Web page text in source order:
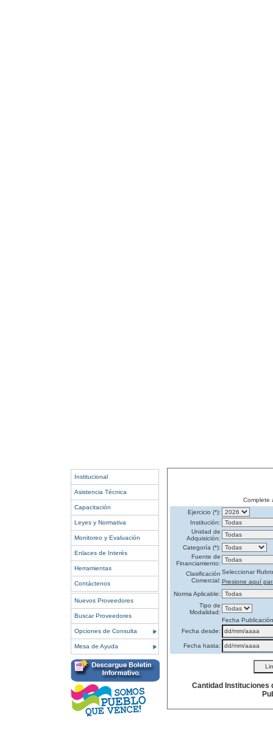
Institucional
Asistencia Técnica
Capacitación
Leyes y Normativa
Monitoreo y Evaluación
Enlaces de Interés
Herramientas
Contáctenos
Nuevos Proveedores
Buscar Proveedores
Opciones de Consulta
Mesa de Ayuda
Complete
Ejercicio (*):
Institución:
Unidad de
Adquisición:
Categoría (*):
Fuente de
Financiamiento:
Clasificación
Comercial:
Seleccionar Rubro
Presione aquí
Norma Aplicable:
Tipo de
Modalidad:
Fecha Publicación
Fecha desde:
Fecha hasta:
Cantidad Instituciones